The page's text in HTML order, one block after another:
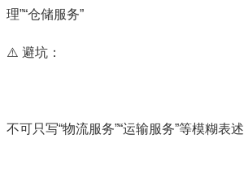
理”“仓储服务”
⚠️ 避坑：
不可只写“物流服务”“运输服务”等模糊表述